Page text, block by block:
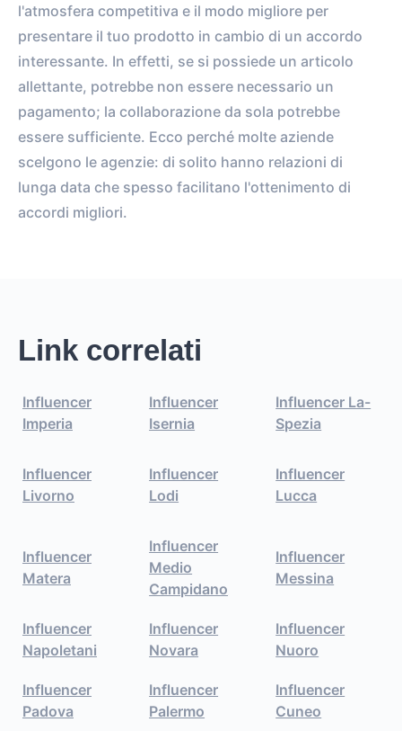
l'atmosfera competitiva e il modo migliore per
presentare il tuo prodotto in cambio di un accordo
interessante. In effetti, se si possiede un articolo
allettante, potrebbe non essere necessario un
pagamento; la collaborazione da sola potrebbe
essere sufficiente. Ecco perché molte aziende
scelgono le agenzie: di solito hanno relazioni di
lunga data che spesso facilitano l'ottenimento di
accordi migliori.
Link correlati
Influencer
Imperia
Influencer
Isernia
Influencer La-
Spezia
Influencer
Livorno
Influencer
Lodi
Influencer
Lucca
Influencer
Matera
Influencer
Medio
Campidano
Influencer
Messina
Influencer
Napoletani
Influencer
Novara
Influencer
Nuoro
Influencer
Padova
Influencer
Palermo
Influencer
Cuneo